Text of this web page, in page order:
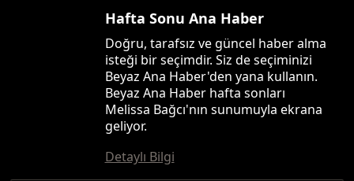
Hafta Sonu Ana Haber
Doğru, tarafsız ve güncel haber alma
isteği bir seçimdir. Siz de seçiminizi
Beyaz Ana Haber'den yana kullanın.
Beyaz Ana Haber hafta sonları
Melissa Bağcı'nın sunumuyla ekrana
geliyor.
Detaylı Bilgi